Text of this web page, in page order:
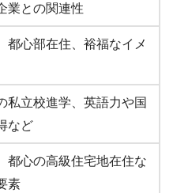
業との関連性
都心部在住、裕福なイメ
私立校進学、英語力や国
など
都心の高級住宅地在住な
素